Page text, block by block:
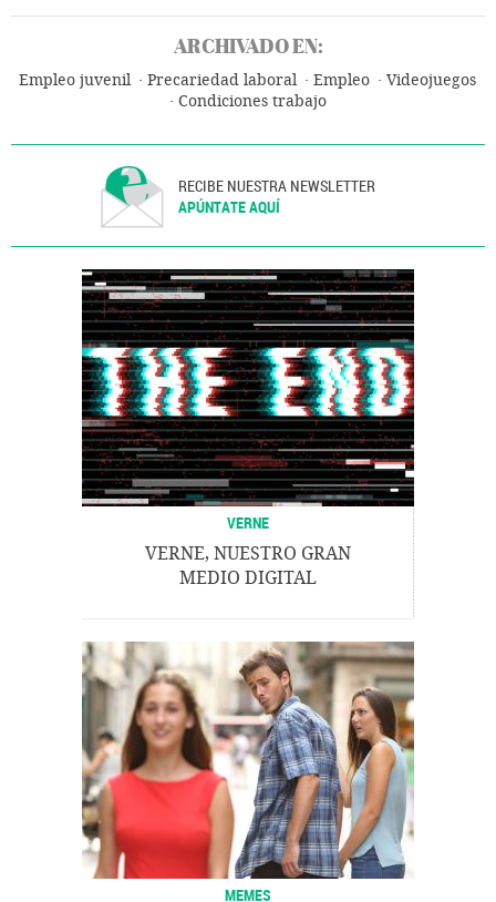
ARCHIVADO EN:
Empleo juvenil Precariedad laboral Empleo
Videojuegos
Condiciones trabajo
RECIBE NUESTRA NEWSLETTER
APÚNTATE AQUÍ
VERNE
VERNE, NUESTRO GRAN
MEDIO DIGITAL
MEMES